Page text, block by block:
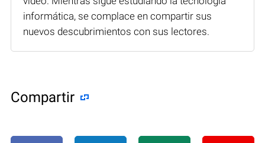
informática, se complace en compartir sus
nuevos descubrimientos con sus lectores.
Compartir